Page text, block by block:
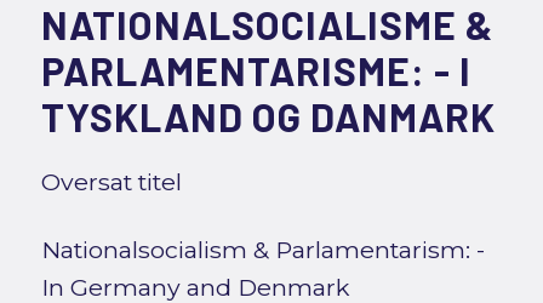
NATIONALSOCIALISME &
PARLAMENTARISME: - I
TYSKLAND OG DANMARK
Oversat titel
Nationalsocialism & Parlamentarism: -
In Germany and Denmark